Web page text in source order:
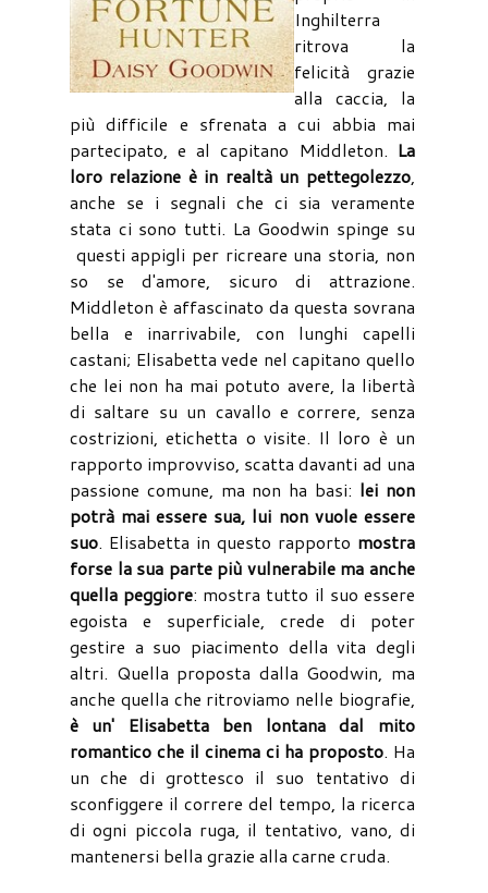
Inghilterra
ritrova la
felicità grazie
alla caccia, la
più difficile e sfrenata a cui abbia mai
partecipato, e al capitano Middleton. La
loro relazione è in realtà un pettegolezzo,
anche se i segnali che ci sia veramente
stata ci sono tutti. La Goodwin spinge su
questi appigli per ricreare una storia, non
so se d'amore, sicuro di attrazione.
Middleton è affascinato da questa sovrana
bella e inarrivabile, con lunghi capelli
castani; Elisabetta vede nel capitano quello
che lei non ha mai potuto avere, la libertà
di saltare su un cavallo e correre, senza
costrizioni, etichetta o visite. Il loro è un
rapporto improvviso, scatta davanti ad una
passione comune, ma non ha basi: lei non
potrà mai essere sua, lui non vuole essere
suo. Elisabetta in questo rapporto mostra
forse la sua parte più vulnerabile ma anche
quella peggiore: mostra tutto il suo essere
egoista e superficiale, crede di poter
gestire a suo piacimento della vita degli
altri. Quella proposta dalla Goodwin, ma
anche quella che ritroviamo nelle biografie,
è un' Elisabetta ben lontana dal mito
romantico che il cinema ci ha proposto. Ha
un che di grottesco il suo tentativo di
sconfiggere il correre del tempo, la ricerca
di ogni piccola ruga, il tentativo, vano, di
mantenersi bella grazie alla carne cruda.